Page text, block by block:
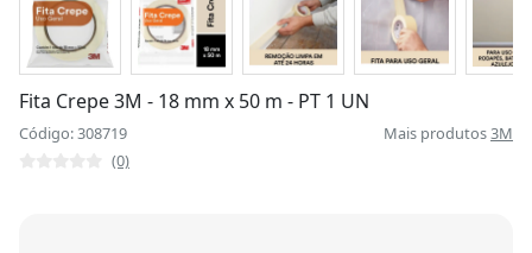
Fita Crepe 3M - 18 mm x 50 m - PT 1 UN
Código: 308719 Mais produtos3M
(0)